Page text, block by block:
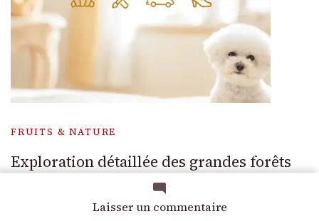
Laisser un commentairesur
FRUITS & NATURE
Exploration détaillée des grandes forêts
françaises sur une carte interactive